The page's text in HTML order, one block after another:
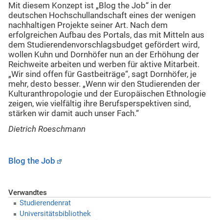
Mit diesem Konzept ist „Blog the Job“ in der
deutschen Hochschullandschaft eines der wenigen
nachhaltigen Projekte seiner Art. Nach dem
erfolgreichen Aufbau des Portals, das mit Mitteln aus
dem Studierendenvorschlagsbudget gefördert wird,
wollen Kuhn und Dornhöfer nun an der Erhöhung der
Reichweite arbeiten und werben für aktive Mitarbeit.
„Wir sind offen für Gastbeiträge“, sagt Dornhöfer, je
mehr, desto besser. „Wenn wir den Studierenden der
Kulturanthropologie und der Europäischen Ethnologie
zeigen, wie vielfältig ihre Berufsperspektiven sind,
stärken wir damit auch unser Fach.“
Dietrich Roeschmann
Blog the Job
Verwandtes
Studierendenrat
Universitätsbibliothek